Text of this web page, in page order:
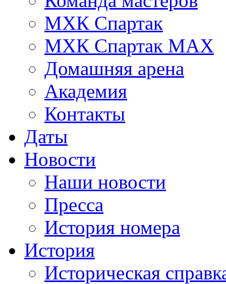
МХК Спартак
МХК Спартак МАХ
Домашняя арена
Академия
Контакты
Даты
Новости
Наши новости
Пресса
История номера
История
Историческая